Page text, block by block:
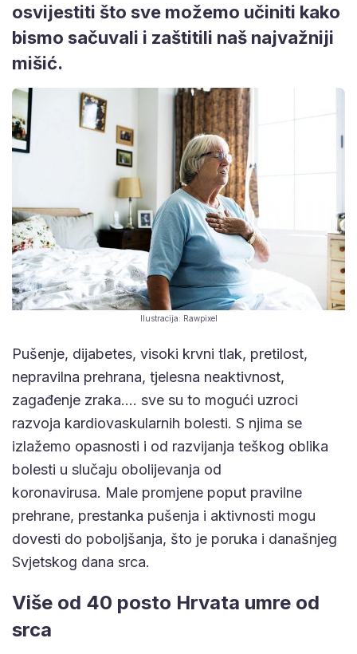
osvijestiti što sve možemo učiniti kako
bismo sačuvali i zaštitili naš najvažniji
mišić.
Ilustracija: Rawpixel
Pušenje, dijabetes, visoki krvni tlak, pretilost,
nepravilna prehrana, tjelesna neaktivnost,
zagađenje zraka…. sve su to mogući uzroci
razvoja kardiovaskularnih bolesti. S njima se
izlažemo opasnosti i od razvijanja teškog oblika
bolesti u slučaju obolijevanja od
koronavirusa. Male promjene poput pravilne
prehrane, prestanka pušenja i aktivnosti mogu
dovesti do poboljšanja, što je poruka i današnjeg
Svjetskog dana srca.
Više od 40 posto Hrvata umre od
srca